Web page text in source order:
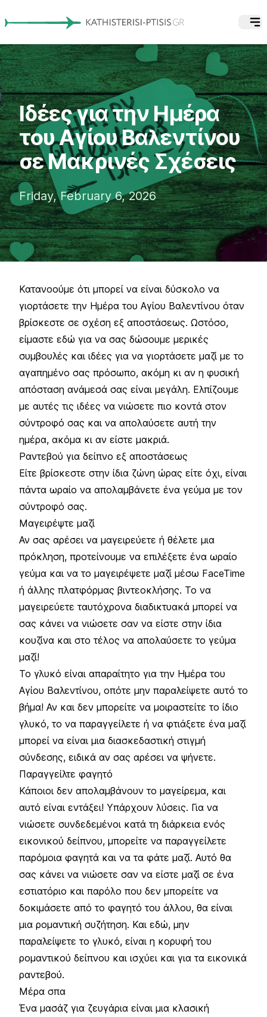
Ιδέες για την Ημέρα
του Αγίου Βαλεντίνου
σε Μακρινές Σχέσεις
Friday, February 6, 2026
Κατανοούμε ότι μπορεί να είναι δύσκολο να
γιορτάσετε την Ημέρα του Αγίου Βαλεντίνου όταν
βρίσκεστε σε σχέση εξ αποστάσεως. Ωστόσο,
είμαστε εδώ για να σας δώσουμε μερικές
συμβουλές και ιδέες για να γιορτάσετε μαζί με το
αγαπημένο σας πρόσωπο, ακόμη κι αν η φυσική
απόσταση ανάμεσά σας είναι μεγάλη. Ελπίζουμε
με αυτές τις ιδέες να νιώσετε πιο κοντά στον
σύντροφό σας και να απολαύσετε αυτή την
ημέρα, ακόμα κι αν είστε μακριά.
Ραντεβού για δείπνο εξ αποστάσεως
Είτε βρίσκεστε στην ίδια ζώνη ώρας είτε όχι, είναι
πάντα ωραίο να απολαμβάνετε ένα γεύμα με τον
σύντροφό σας.
Μαγειρέψτε μαζί
Αν σας αρέσει να μαγειρεύετε ή θέλετε μια
πρόκληση, προτείνουμε να επιλέξετε ένα ωραίο
γεύμα και να το μαγειρέψετε μαζί μέσω FaceTime
ή άλλης πλατφόρμας βιντεοκλήσης. Το να
μαγειρεύετε ταυτόχρονα διαδικτυακά μπορεί να
σας κάνει να νιώσετε σαν να είστε στην ίδια
κουζίνα και στο τέλος να απολαύσετε το γεύμα
μαζί!
Το γλυκό είναι απαραίτητο για την Ημέρα του
Αγίου Βαλεντίνου, οπότε μην παραλείψετε αυτό το
βήμα! Αν και δεν μπορείτε να μοιραστείτε το ίδιο
γλυκό, το να παραγγείλετε ή να φτιάξετε ένα μαζί
μπορεί να είναι μια διασκεδαστική στιγμή
σύνδεσης, ειδικά αν σας αρέσει να ψήνετε.
Παραγγείλτε φαγητό
Κάποιοι δεν απολαμβάνουν το μαγείρεμα, και
αυτό είναι εντάξει! Υπάρχουν λύσεις. Για να
νιώσετε συνδεδεμένοι κατά τη διάρκεια ενός
εικονικού δείπνου, μπορείτε να παραγγείλετε
παρόμοια φαγητά και να τα φάτε μαζί. Αυτό θα
σας κάνει να νιώσετε σαν να είστε μαζί σε ένα
εστιατόριο και παρόλο που δεν μπορείτε να
δοκιμάσετε από το φαγητό του άλλου, θα είναι
μια ρομαντική συζήτηση. Και εδώ, μην
παραλείψετε το γλυκό, είναι η κορυφή του
ρομαντικού δείπνου και ισχύει και για τα εικονικά
ραντεβού.
Μέρα σπα
Ένα μασάζ για ζευγάρια είναι μια κλασική